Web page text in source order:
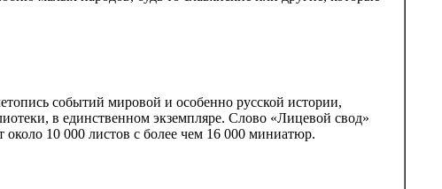
событий мировой и особенно русской истории,
в единственном экземпляре. Слово «Лицевой свод»
10 000 листов с более чем 16 000 миниатюр.